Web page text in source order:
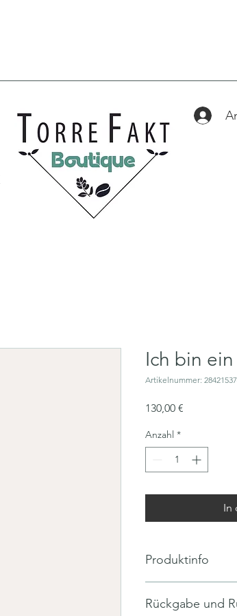
Ich bin
Artikelnummer:
130,00 €
Anzahl *
In
Produktinfo
Details zu Ihrem
Rückgabe und